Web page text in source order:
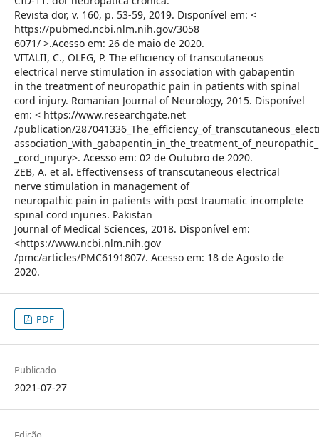
Revista dor, v. 160, p. 53-59, 2019. Disponível em: <
https://pubmed.ncbi.nlm.nih.gov/3058
6071/ >.Acesso em: 26 de maio de 2020.
VITALII, C., OLEG, P. The efficiency of transcutaneous
electrical nerve stimulation in association with gabapentin
in the treatment of neuropathic pain in patients with spinal
cord injury. Romanian Journal of Neurology, 2015. Disponível
em: < https://www.researchgate.net
/publication/
_cord_injury>. Acesso em: 02 de Outubro de 2020.
ZEB, A. et al. Effectivensess of transcutaneous electrical
nerve stimulation in management of
neuropathic pain in patients with post traumatic incomplete
spinal cord injuries. Pakistan
Journal of Medical Sciences, 2018. Disponível em:
<https://www.ncbi.nlm.nih.gov
/pmc/articles/PMC6191807/. Acesso em: 18 de Agosto de
2020.
PDF
Publicado
2021-07-27